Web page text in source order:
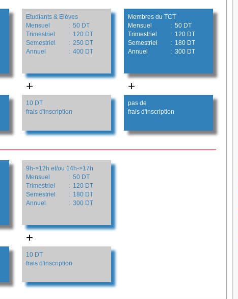
Etudiants & Elèves
Mensuel
: 50 DT
Trimestriel
: 120 DT
Semestriel
: 250 DT
Annuel
: 400 DT
Membres du TCT
Mensuel
: 50 DT
Trimestriel
: 120 DT
Semestriel
: 180 DT
Annuel
: 300 DT
+ +
10 DT
frais d'inscription
pas de
frais d'inscription
9h->12h et/ou 14h->17h
Mensuel
: 50 DT
Trimestriel
: 120 DT
Semestriel
: 180 DT
Annuel
: 300 DT
+
10 DT
frais d'inscription